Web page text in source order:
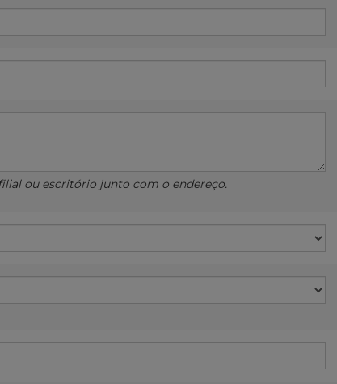
ou escritório junto com o endereço.